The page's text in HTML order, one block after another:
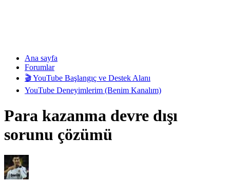
Ana sayfa
Forumlar
🎬 YouTube Başlangıç ve Destek Alanı
YouTube Deneyimlerim (Benim Kanalım)
Para kazanma devre dışı
sorunu çözümü